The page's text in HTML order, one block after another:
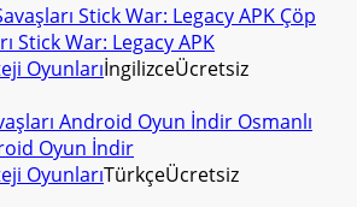
Çöp
Stick War: Legacy APK
OyunlarıİngilizceÜcretsiz
Osmanlı
Oyun İndir
OyunlarıTürkçeÜcretsiz